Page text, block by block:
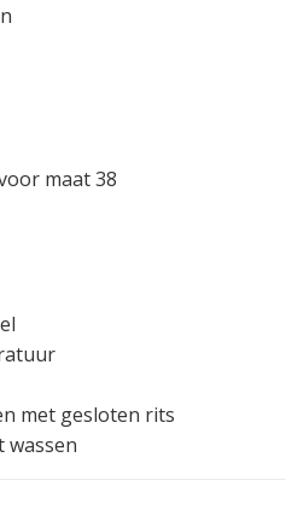
maat 38
met gesloten rits
wassen